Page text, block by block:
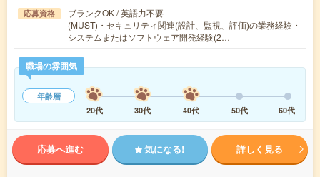
応募資格
ブランクOK / 英語力不要
(MUST)・セキュリティ関連(設計、監視、評価)の業務経験・
システムまたはソフトウェア開発経験(2…
職場の雰囲気
年齢層
20代
30代 40代 50代 60代
応募へ進む 気になる! 詳しく見る